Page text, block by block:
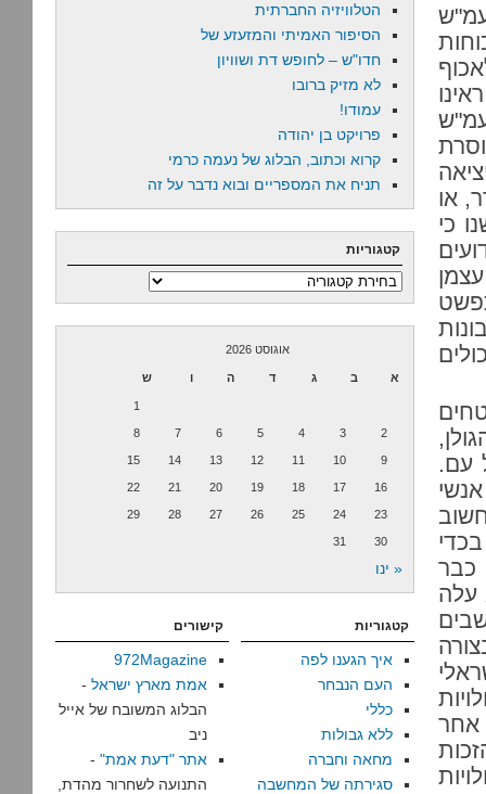
או
כי
משאל עם.
כבר
עלה
אחר
הטלוויזיה החברתית
הסיפור האמיתי והמזעזע של
חדו"ש – לחופש דת ושוויון
לא מזיק ברובו
עמודו!
פרויקט בן יהודה
קרוא וכתוב, הבלוג של נעמה כרמי
תניח את המספריים ובוא נדבר על זה
קטגוריות
קטגוריות
אוגוסט 2026
א ב ג ד ה ו ש
1
2
3
4
5
6
7
8
9
10
11
12
13
14
15
16
17
18
19
20
21
22
23
24
25
26
27
28
29
30
31
« ינו
קטגוריות
איך הגענו לפה
העם הנבחר
כללי
ללא גבולות
מחאה וחברה
סגירתה של המחשבה
קישורים
972Magazine
אמת מארץ ישראל -
הבלוג המשובח של אייל
ניב
אתר "דעת אמת" -
התנועה לשחרור מהדת,